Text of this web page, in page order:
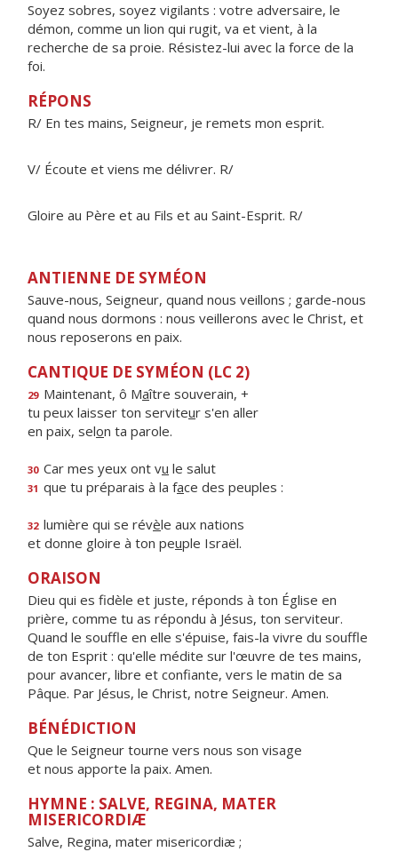
Soyez sobres, soyez vigilants : votre adversaire, le
démon, comme un lion qui rugit, va et vient, à la
recherche de sa proie. Résistez-lui avec la force de la
foi.
RÉPONS
R/ En tes mains, Seigneur, je remets mon esprit.
V/ Écoute et viens me délivrer. R/
Gloire au Père et au Fils et au Saint-Esprit. R/
ANTIENNE DE SYMÉON
Sauve-nous, Seigneur, quand nous veillons ; garde-nous
quand nous dormons : nous veillerons avec le Christ, et
nous reposerons en paix.
CANTIQUE DE SYMÉON (LC 2)
29 Maintenant, ô Maître souverain, +
tu peux laisser ton serviteur s'en aller
en paix, selon ta parole.
30 Car mes yeux ont vu le salut
31 que tu préparais à la face des peuples :
32 lumière qui se révèle aux nations
et donne gloire à ton peuple Israël.
ORAISON
Dieu qui es fidèle et juste, réponds à ton Église en
prière, comme tu as répondu à Jésus, ton serviteur.
Quand le souffle en elle s'épuise, fais-la vivre du souffle
de ton Esprit : qu'elle médite sur l'œuvre de tes mains,
pour avancer, libre et confiante, vers le matin de sa
Pâque. Par Jésus, le Christ, notre Seigneur. Amen.
BÉNÉDICTION
Que le Seigneur tourne vers nous son visage
et nous apporte la paix. Amen.
HYMNE : SALVE, REGINA, MATER
MISERICORDIÆ
Salve, Regina, mater misericordiæ ;